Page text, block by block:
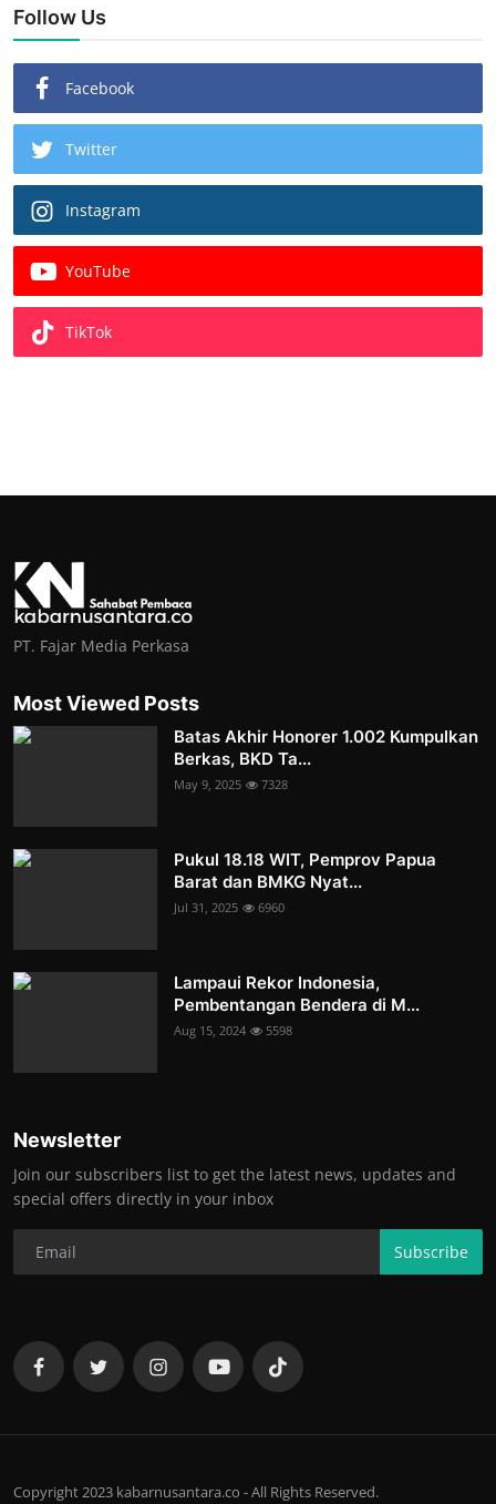
Follow Us
Facebook
Twitter
Instagram
YouTube
TikTok
PT. Fajar Media Perkasa
Most Viewed Posts
Batas Akhir Honorer 1.002 Kumpulkan
Berkas, BKD Ta...
May 9, 2025 7328
Pukul 18.18 WIT, Pemprov Papua
Barat dan BMKG Nyat...
Jul 31, 2025 6960
Lampaui Rekor Indonesia,
Pembentangan Bendera di M...
Aug 15, 2024 5598
Newsletter
Join our subscribers list to get the latest news, updates and
special offers directly in your inbox
Subscribe
Copyright 2023 kabarnusantara.co - All Rights Reserved.